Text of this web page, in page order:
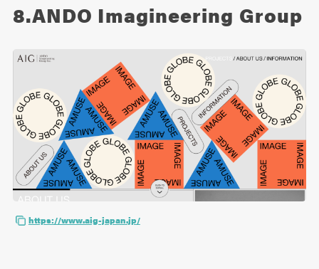
8.ANDO Imagineering Group
https://www.aig-japan.jp/